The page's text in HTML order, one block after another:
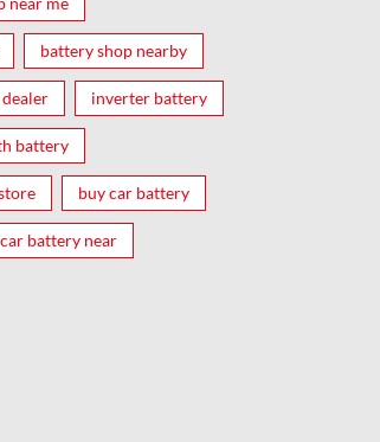
battery shop nearby
inverter battery
battery
buy car battery
battery near